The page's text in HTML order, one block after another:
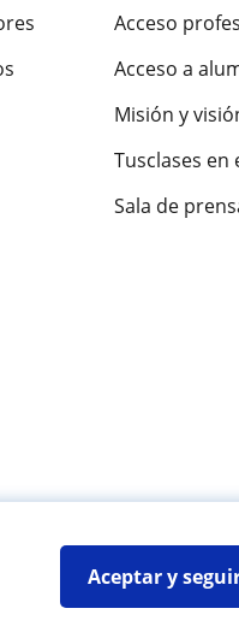
Aceptar y
Acceso
Acceso a
Misión y
Tusclases en
Sala de
Mapa